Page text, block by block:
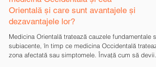
Care sunt diferențele dintre
medicina Occidentală și cea
Orientală și care sunt avantajele și
dezavantajele lor?
Medicina Orientală tratează cauzele fundamentale